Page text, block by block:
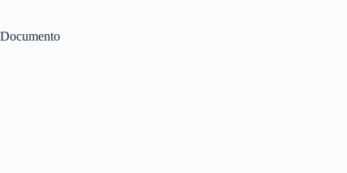
Documento